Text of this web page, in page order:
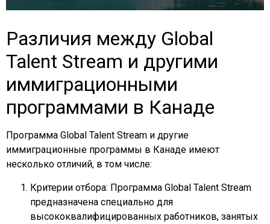
Различия между Global
Talent Stream и другими
иммиграционными
программами в Канаде
Программа Global Talent Stream и другие
иммиграционные программы в Канаде имеют
несколько отличий, в том числе:
Критерии отбора: Программа Global Talent Stream
предназначена специально для
высококвалифицированных работников, занятых